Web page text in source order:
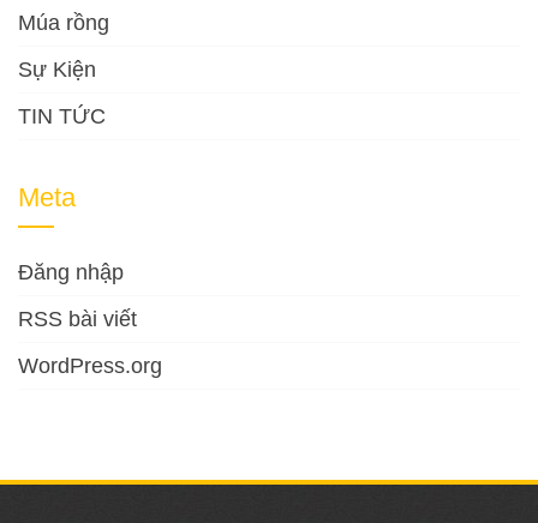
Múa rồng
Sự Kiện
TIN TỨC
Meta
Đăng nhập
RSS bài viết
WordPress.org